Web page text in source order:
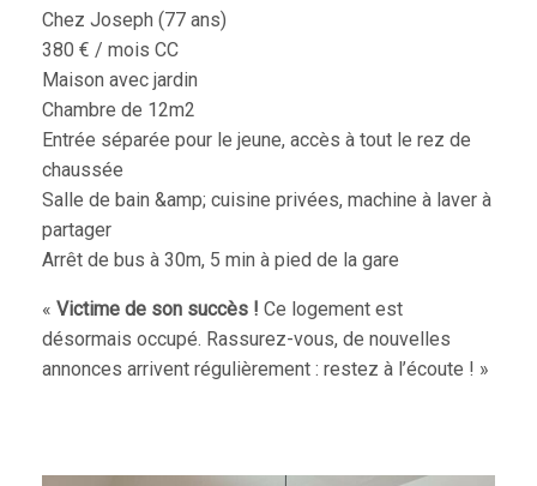
Chez Joseph (77 ans)
380 € / mois CC
Maison avec jardin
Chambre de 12m2
Entrée séparée pour le jeune, accès à tout le rez de
chaussée
Salle de bain &amp; cuisine privées, machine à laver à
partager
Arrêt de bus à 30m, 5 min à pied de la gare
« Victime de son succès ! Ce logement est
désormais occupé. Rassurez-vous, de nouvelles
annonces arrivent régulièrement : restez à l’écoute ! »